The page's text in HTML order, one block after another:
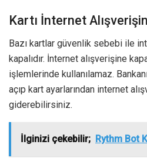
Kartı İnternet
Bazı kartlar güvenlik sebebi ile
kapalıdır. İnternet alışverişine
işlemlerinde kullanılamaz.
açıp kart ayarlarından internet
giderebilirsiniz.
İlginizi çekebilir; Rythm Bot